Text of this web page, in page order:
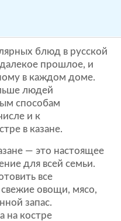
блюд в русской
прошлое, и
в каждом доме.
людей
способам
и к
в казане.
— это настоящее
для всей семьи.
все
овощи, мясо,
запас.
на костре